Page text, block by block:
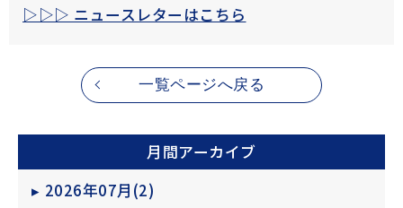
▷▷▷ ニュースレターはこちら
一覧ページへ戻る
月間アーカイブ
▸ 2026年07月(2)